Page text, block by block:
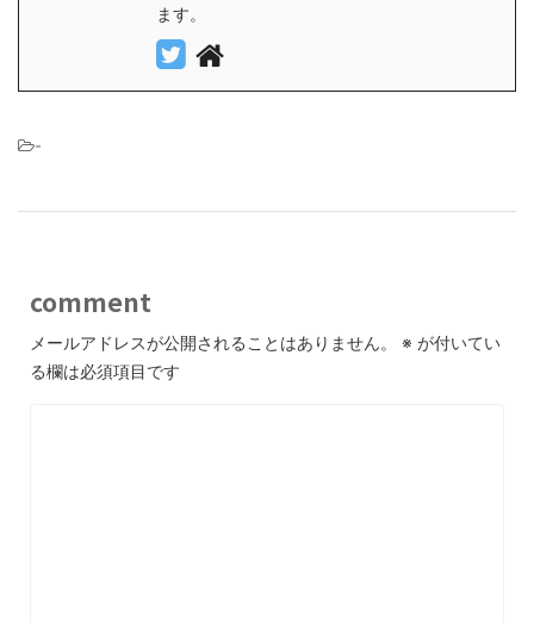
ます。
-
comment
メールアドレスが公開されることはありません。 ※ が付いてい
る欄は必須項目です